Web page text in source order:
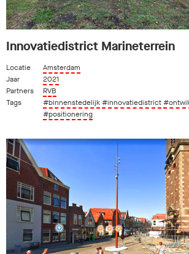
Innovatiedistrict Marineterrein
Locatie
Amsterdam
Jaar
2021
Partners
RVB
Tags
#binnenstedelijk#innovatiedistrict
#positionering